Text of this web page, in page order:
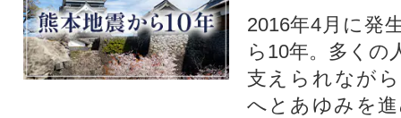
2016年4月に発
ら10年。多くの
支えられなが
へとあゆみを